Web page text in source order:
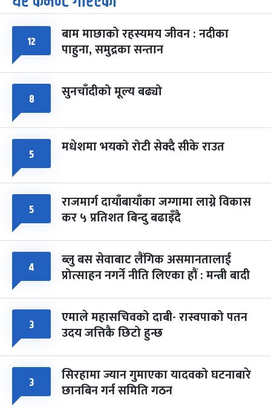
आइत चैत्र ७, २०८३-Mar 21, 2027
८ फागुपूर्णिमा
चैत्र ८, २०८३-Mar 22, 2027
७ महिना बाँकी
१२ बाम माछाको रहस्यमय जीवन : नदीका
पाहुना, समुद्रका सन्तान
८ सुनचाँदीको मूल्य बढ्यो
५ मधेशमा भयको रोटी सेक्दै सीके राउत
५ राजमार्ग दायाँबायाँका जग्गामा लाग्ने विकास
कर ५ प्रतिशत बिन्दु बढाइँदै
४ ब्लु बस सेवाबाट लैंगिक असमानतालाई
प्रोत्साहन नगर्ने नीति लिएका हौं : मन्त्री बादी
३ एमाले महासचिवको दाबी- रास्वपाको पतन
उदय जत्तिकै छिटो हुन्छ
३ सिरहामा ज्यान गुमाएका यादवको घटनाबारे
छानबिन गर्न समिति गठन